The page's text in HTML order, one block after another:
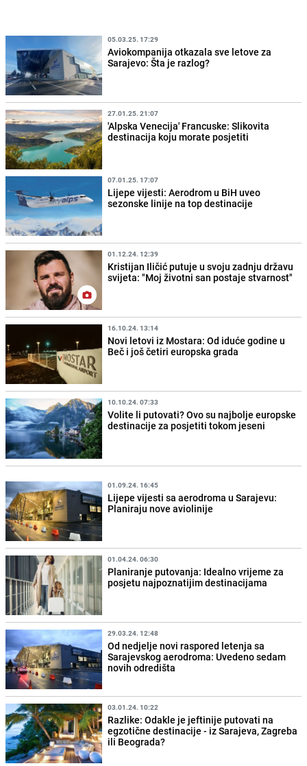
05.03.25. 17:29
Aviokompanija otkazala sve letove za
Sarajevo: Šta je razlog?
27.01.25. 21:07
'Alpska Venecija' Francuske: Slikovita
destinacija koju morate posjetiti
07.01.25. 17:07
Lijepe vijesti: Aerodrom u BiH uveo
sezonske linije na top destinacije
01.12.24. 12:39
Kristijan Iličić putuje u svoju zadnju državu
svijeta: "Moj životni san postaje stvarnost"
16.10.24. 13:14
Novi letovi iz Mostara: Od iduće godine u
Beč i još četiri europska grada
10.10.24. 07:33
Volite li putovati? Ovo su najbolje europske
destinacije za posjetiti tokom jeseni
01.09.24. 16:45
Lijepe vijesti sa aerodroma u Sarajevu:
Planiraju nove aviolinije
01.04.24. 06:30
Planiranje putovanja: Idealno vrijeme za
posjetu najpoznatijim destinacijama
29.03.24. 12:48
Od nedjelje novi raspored letenja sa
Sarajevskog aerodroma: Uvedeno sedam
novih odredišta
03.01.24. 10:22
Razlike: Odakle je jeftinije putovati na
egzotične destinacije - iz Sarajeva, Zagreba
ili Beograda?